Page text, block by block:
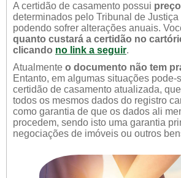
A certidão de casamento possui
determinados pelo Tribunal de Justiça
podendo sofrer alterações anuais.
quanto custará a certidão no
clicando no link a seguir.
Atualmente o documento não tem
Entanto, em algumas situações pode-
certidão de casamento atualizada,
todos os mesmos dados do registro
como garantia de que os dados ali
procedem, sendo isto uma garantia
negociações de imóveis ou outros